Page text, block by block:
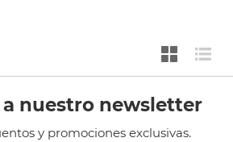
nuestro newsletter
y promociones exclusivas.